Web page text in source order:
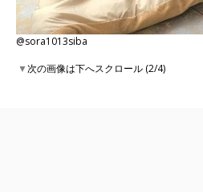
@sora1013siba
▼次の画像は下へスクロール (2/4)